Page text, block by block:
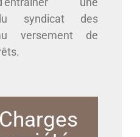
syndicat des
versement de